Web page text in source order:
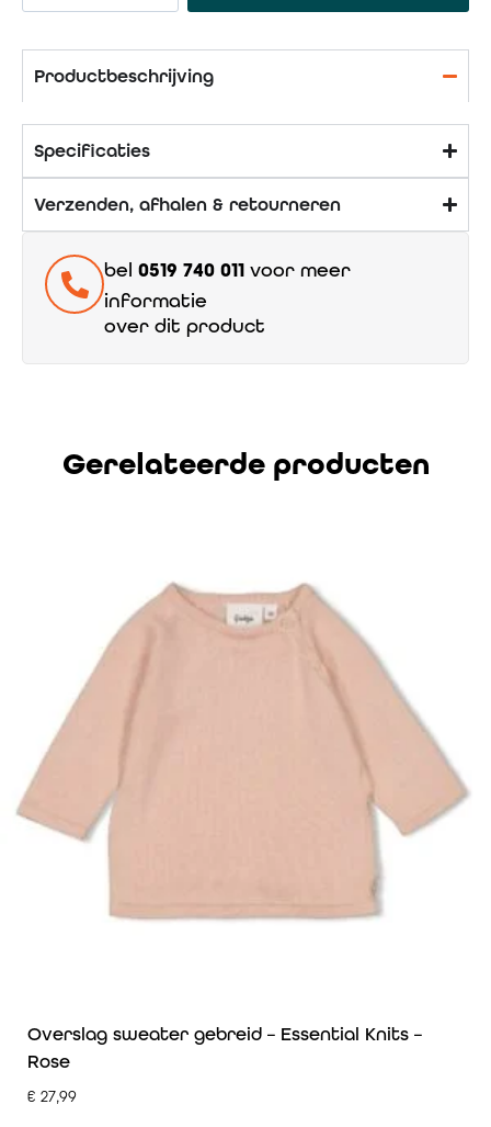
Productbeschrijving
Specificaties
Verzenden, afhalen & retourneren
bel 0519 740 011 voor meer
informatie
over dit product
Gerelateerde producten
Overslag sweater gebreid – Essential Knits –
Rose
€ 27,99